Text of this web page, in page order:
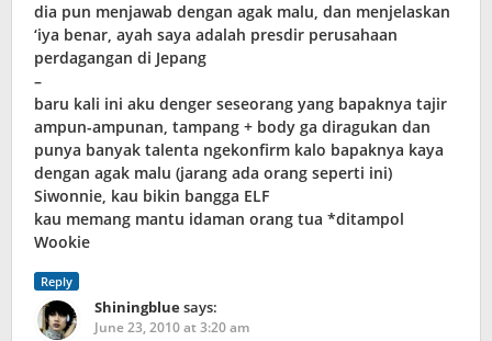
dia pun menjawab dengan agak malu, dan menjelaskan
‘iya benar, ayah saya adalah presdir perusahaan
perdagangan di Jepang
–
baru kali ini aku denger seseorang yang bapaknya tajir
ampun-ampunan, tampang + body ga diragukan dan
punya banyak talenta ngekonfirm kalo bapaknya kaya
dengan agak malu (jarang ada orang seperti ini)
Siwonnie, kau bikin bangga ELF
kau memang mantu idaman orang tua *ditampol
Wookie
Reply
Shiningbluesays:
June 23, 2010 at 3:20 am